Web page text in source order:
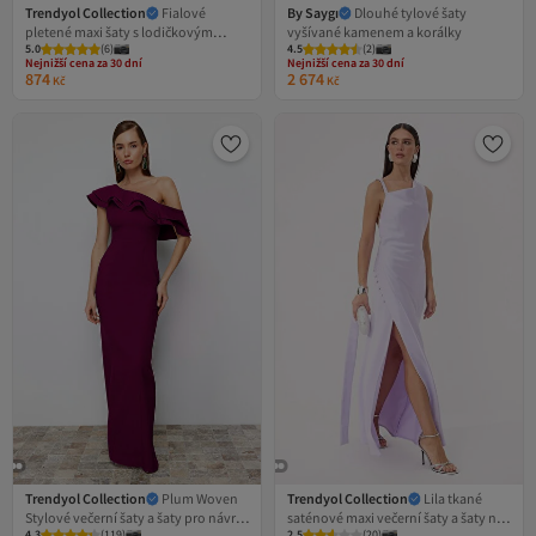
Trendyol Collection
Fialové
pletené maxi šaty s lodičkovým
výstřihem a rovným střihem, večerní
šaty a šaty na promoci
TPRSS26AE00023
5.0 (6)
Nejnižší cena za 30 dní
Doprava zdarma
Nejnižší cena za 30 dní
874 Kč
By Saygı
Dlouhé tylové šaty
vyšívané kamenem a korálky
4.5 (2)
Nejnižší cena za 30 dní
Doprava zdarma
Nejnižší cena za 30 dní
2 674 Kč
Trendyol Collection
Plum Woven
Stylové večerní šaty a šaty pro návrat
Trendyol Collection
Lila tkané
saténové maxi večerní šaty a šaty na